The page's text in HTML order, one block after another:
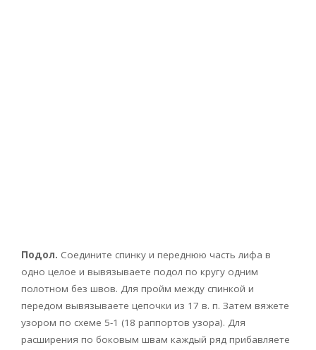
Подол. Соедините спинку и переднюю часть лифа в
одно целое и вывязываете подол по кругу одним
полотном без швов. Для пройм между спинкой и
передом вывязываете цепочки из 17 в. п. Затем вяжете
узором по схеме 5-1 (18 раппортов узора). Для
расширения по боковым швам каждый ряд прибавляете